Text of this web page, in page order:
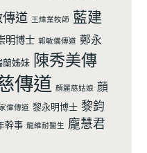
道 王煒業牧師 藍建
明博士 郭敏儀傳道 鄭永
蘭姊妹 陳秀美傳
傳道 顏麗慈姑娘 顔
偉傳道 黎永明博士 黎鈞
幹事 龍維耐醫生 龐慧君